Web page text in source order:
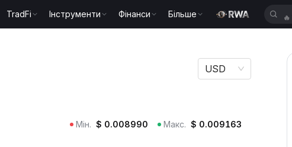
TradFi Інструменти Фінанси Більше 🔥
USD
Мін. $ 0.008990 Макс. $ 0.009163